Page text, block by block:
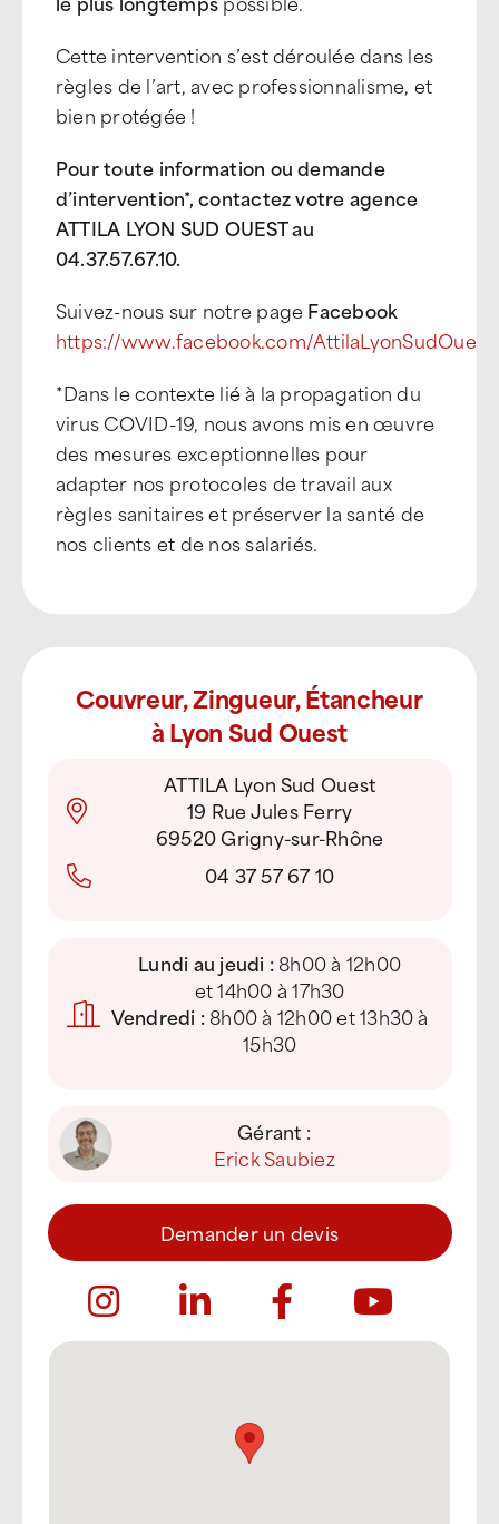
Cette intervention s’est déroulée dans les
règles de l’art, avec professionnalisme, et
bien protégée !
Pour toute information ou demande
d’intervention*, contactez votre agence
ATTILA LYON SUD OUEST au
04.37.57.67.10.
Suivez-nous sur notre page Facebook
https://www.facebook.com/
*Dans le contexte lié à la propagation du
virus COVID-19, nous avons mis en œuvre
des mesures exceptionnelles pour
adapter nos protocoles de travail aux
règles sanitaires et préserver la santé de
nos clients et de nos salariés.
Couvreur, Zingueur, Étancheur
à Lyon Sud Ouest
ATTILA Lyon Sud Ouest
19 Rue Jules Ferry
69520 Grigny-sur-Rhône
04 37 57 67 10
Lundi au jeudi :8h00 à 12h00
et 14h00 à 17h30
Vendredi :8h00 à 12h00 et 13h30 à
15h30
Gérant :
Erick Saubiez
Demander un devis